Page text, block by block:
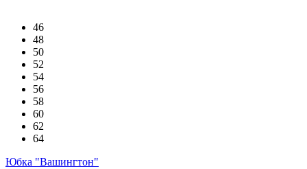
46
48
50
52
54
56
58
60
62
64
Юбка "Вашингтон"